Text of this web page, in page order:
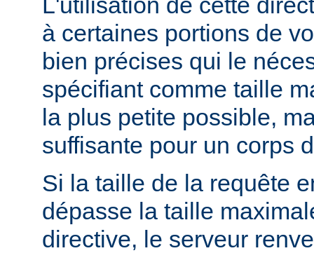
à certaines portions de
bien précises qui le
spécifiant comme taille
la plus petite possible,
suffisante pour un corps
Si la taille de la requête
dépasse la taille
directive, le serveur